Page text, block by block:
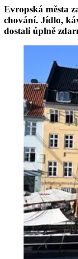
Evropská města
chování. Jídlo,
dostali úplně